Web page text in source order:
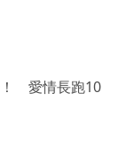
！ 愛情長跑10